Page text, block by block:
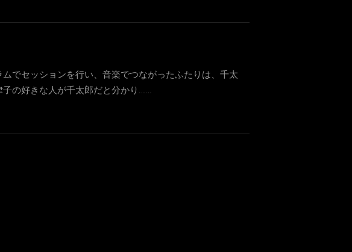
でセッションを行い、音楽でつながったふたりは、千太
の好きな人が千太郎だと分かり……